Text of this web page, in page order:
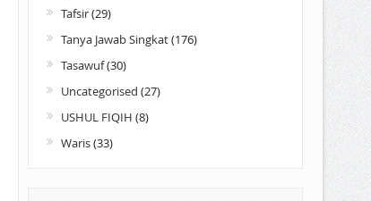
Tafsir(29)
Tanya Jawab Singkat(176)
Tasawuf(30)
Uncategorised (27)
USHUL FIQIH (8)
Waris(33)